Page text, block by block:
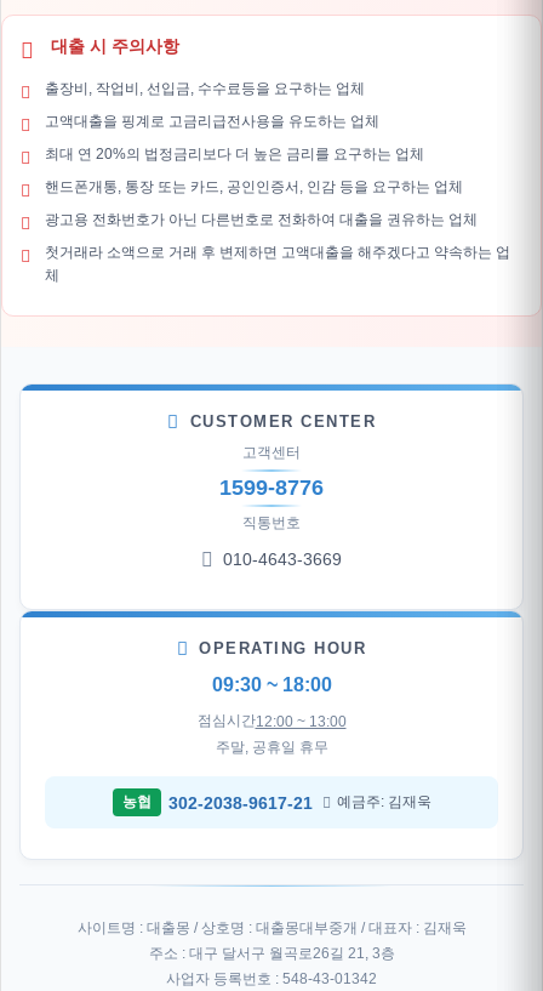
대출 시 주의사항
출장비, 작업비, 선입금, 수수료등을 요구하는 업체
고액대출을 핑계로 고금리급전사용을 유도하는 업체
최대 연 20%의 법정금리보다 더 높은 금리를 요구하는 업체
핸드폰개통, 통장 또는 카드, 공인인증서, 인감 등을 요구하는 업체
광고용 전화번호가 아닌 다른번호로 전화하여 대출을 권유하는 업체
첫거래라 소액으로 거래 후 변제하면 고액대출을 해주겠다고 약속하는 업
체
CUSTOMER CENTER
고객센터
1599-8776
직통번호
010-4643-3669
OPERATING HOUR
09:30 ~ 18:00
점심시간12:00 ~ 13:00
주말, 공휴일 휴무
농협 302-2038-9617-21 예금주: 김재욱
사이트명 : 대출몽 / 상호명 : 대출몽대부중개 / 대표자 : 김재욱
주소 : 대구 달서구 월곡로26길 21, 3층
사업자 등록번호 : 548-43-01342